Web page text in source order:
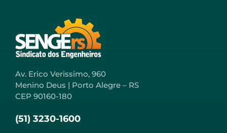
Av. Erico Verissimo, 960
Menino Deus | Porto Alegre – RS
CEP 90160-180
(51) 3230-1600